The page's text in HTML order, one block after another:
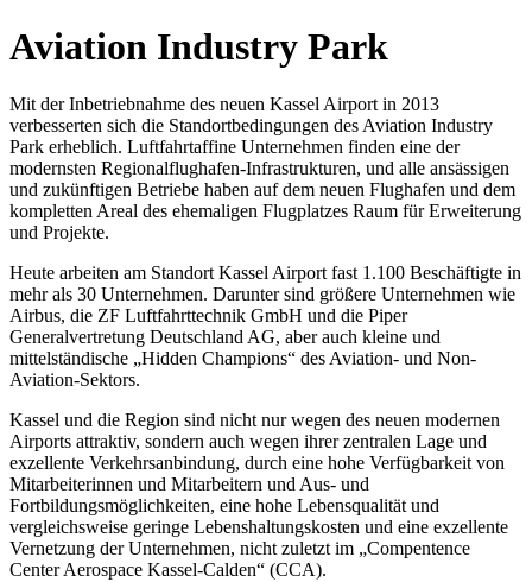
Aviation Industry Park
Mit der Inbetriebnahme des neuen Kassel Airport in 2013
verbesserten sich die Standortbedingungen des Aviation Industry
Park erheblich. Luftfahrtaffine Unternehmen finden eine der
modernsten Regionalflughafen-Infrastrukturen, und alle ansässigen
und zukünftigen Betriebe haben auf dem neuen Flughafen und dem
kompletten Areal des ehemaligen Flugplatzes Raum für Erweiterung
und Projekte.
Heute arbeiten am Standort Kassel Airport fast 1.100 Beschäftigte in
mehr als 30 Unternehmen. Darunter sind größere Unternehmen wie
Airbus, die ZF Luftfahrttechnik GmbH und die Piper
Generalvertretung Deutschland AG, aber auch kleine und
mittelständische „Hidden Champions“ des Aviation- und Non-
Aviation-Sektors.
Kassel und die Region sind nicht nur wegen des neuen modernen
Airports attraktiv, sondern auch wegen ihrer zentralen Lage und
exzellente Verkehrsanbindung, durch eine hohe Verfügbarkeit von
Mitarbeiterinnen und Mitarbeitern und Aus- und
Fortbildungsmöglichkeiten, eine hohe Lebensqualität und
vergleichsweise geringe Lebenshaltungskosten und eine exzellente
Vernetzung der Unternehmen, nicht zuletzt im „Compentence
Center Aerospace Kassel-Calden“ (CCA).